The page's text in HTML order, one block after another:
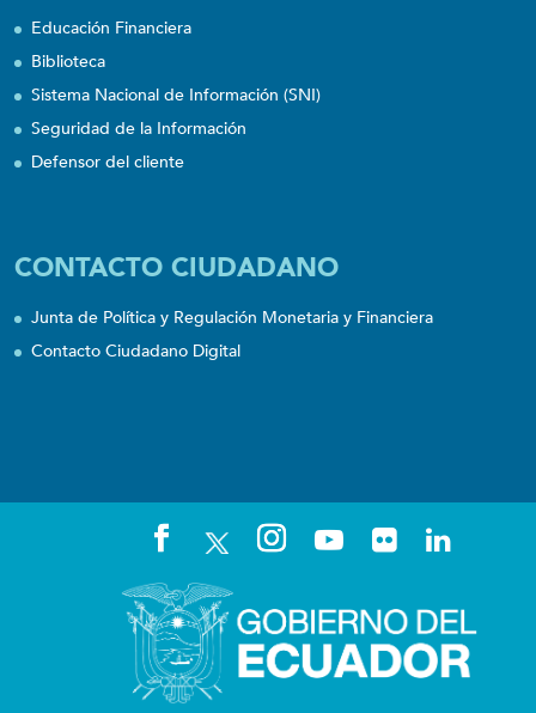
Educación Financiera
Biblioteca
Sistema Nacional de Información (SNI)
Seguridad de la Información
Defensor del cliente
CONTACTO CIUDADANO
Junta de Política y Regulación Monetaria y Financiera
Contacto Ciudadano Digital